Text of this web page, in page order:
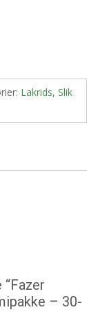
Lakrids, Slik
– 30-